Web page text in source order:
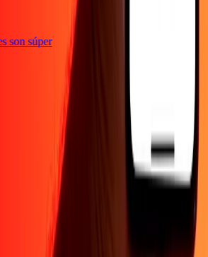
son súper
Blog Promociones
Transferencia internacional de dinero
Conviértete en promotor
Política de privacidad
condiciones
Centro
accesibilidad